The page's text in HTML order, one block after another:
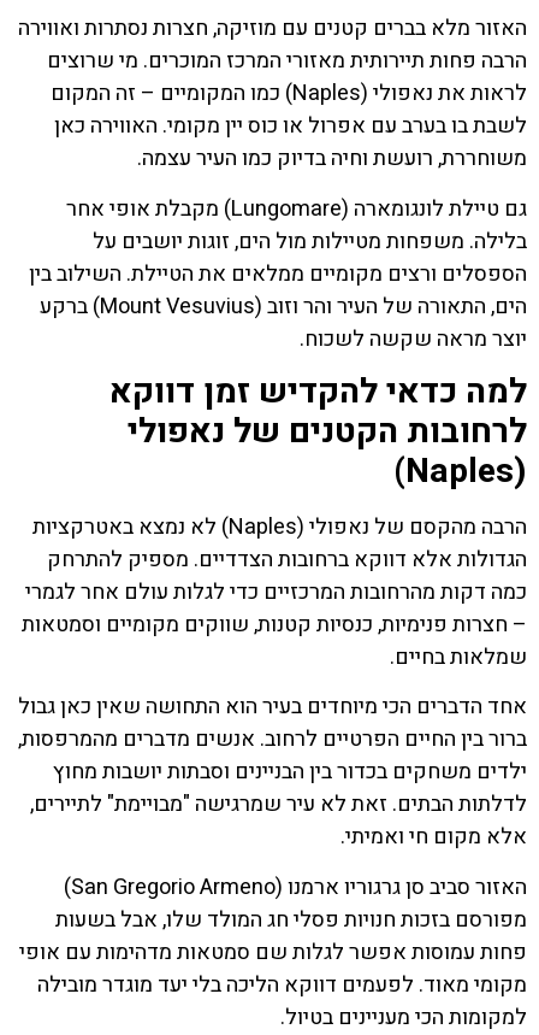
האזור מלא בברים קטנים עם מוזיקה, חצרות נסתרות ואווירה
הרבה פחות תיירותית מאזורי המרכז המוכרים. מי שרוצים
לראות את נאפולי (Naples) כמו המקומיים – זה המקום
לשבת בו בערב עם אפרול או כוס יין מקומי. האווירה כאן
משוחררת, רועשת וחיה בדיוק כמו העיר עצמה.
גם טיילת לונגומארה (Lungomare) מקבלת אופי אחר
בלילה. משפחות מטיילות מול הים, זוגות יושבים על
הספסלים ורצים מקומיים ממלאים את הטיילת. השילוב בין
הים, התאורה של העיר והר וזוב (Mount Vesuvius) ברקע
יוצר מראה שקשה לשכוח.
למה כדאי להקדיש זמן דווקא
לרחובות הקטנים של נאפולי
(Naples)
הרבה מהקסם של נאפולי (Naples) לא נמצא באטרקציות
הגדולות אלא דווקא ברחובות הצדדיים. מספיק להתרחק
כמה דקות מהרחובות המרכזיים כדי לגלות עולם אחר לגמרי
– חצרות פנימיות, כנסיות קטנות, שווקים מקומיים וסמטאות
שמלאות בחיים.
אחד הדברים הכי מיוחדים בעיר הוא התחושה שאין כאן גבול
ברור בין החיים הפרטיים לרחוב. אנשים מדברים מהמרפסות,
ילדים משחקים בכדור בין הבניינים וסבתות יושבות מחוץ
לדלתות הבתים. זאת לא עיר שמרגישה "מבויימת" לתיירים,
אלא מקום חי ואמיתי.
האזור סביב סן גרגוריו ארמנו (San Gregorio Armeno)
מפורסם בזכות חנויות פסלי חג המולד שלו, אבל בשעות
פחות עמוסות אפשר לגלות שם סמטאות מדהימות עם אופי
מקומי מאוד. לפעמים דווקא הליכה בלי יעד מוגדר מובילה
למקומות הכי מעניינים בטיול.